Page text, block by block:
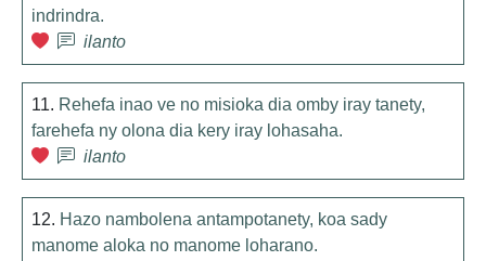
indrindra.
ilanto
11. Rehefa inao ve no misioka dia omby iray tanety,
farehefa ny olona dia kery iray lohasaha.
ilanto
12. Hazo nambolena antampotanety, koa sady
manome aloka no manome loharano.